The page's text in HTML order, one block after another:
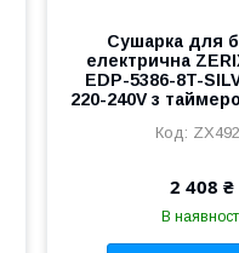
Сушарка для
електрична
EDP-5386-8T-
220-240V з
2 408 ₴
В